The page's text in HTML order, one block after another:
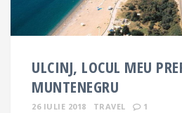
ULCINJ, LOCUL MEU
MUNTENEGRU
26 IULIE 2018 TRAVEL 1